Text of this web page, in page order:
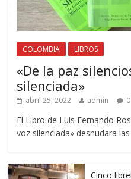
COLOMBIA LIBROS
«De la paz
silenciada»
abril 25, 2022 admin 0
El Libro de Luis Fernando
voz silenciada» desnudara
Cinco